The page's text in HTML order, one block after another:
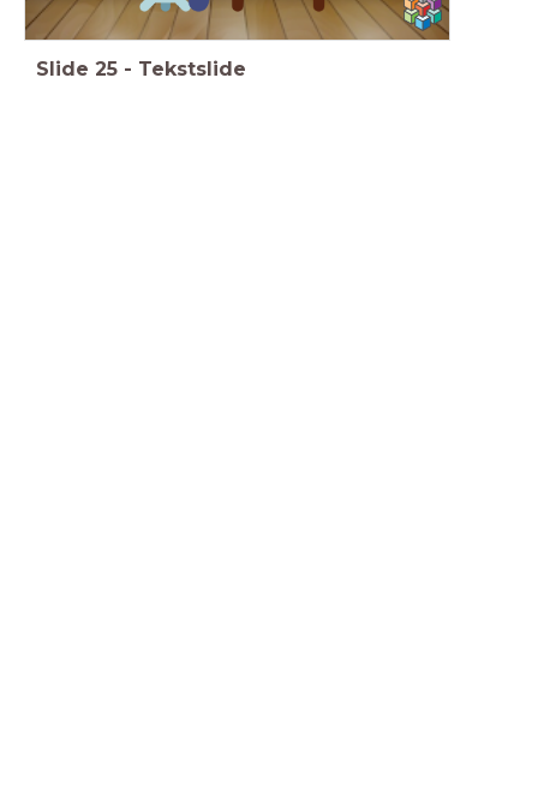
Slide 25 - Tekstslide